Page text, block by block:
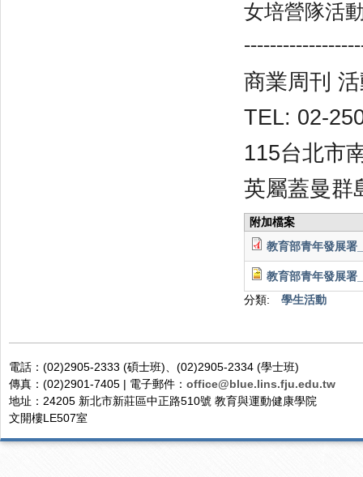
女培營隊活
商業周刊
TEL: 02-
115台北市
英屬蓋曼群
附加檔案
教育部青年發展署
教育部青年發展署
分類:
學生活動
電話：(02)2905-2333 (碩士班)、(02)2905-2334 (學士班)
傳真：(02)2901-7405 | 電子郵件： office@blue.lins.fju.edu.tw
地址：24205 新北市新莊區中正路510號 教育與運動健康學院
文開樓LE507室